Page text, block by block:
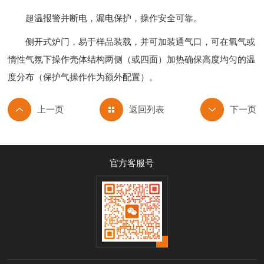
超温报警并断电，漏电保护，操作安全可靠。
侧开式炉门，易于样品装载，并可加装通气口，可在氧气或
惰性气氛下操作壳体结构两侧（或四面）加热确保高度均匀的温
度分布（保护气操作作为额外配置）。
返回列表
官方客服号